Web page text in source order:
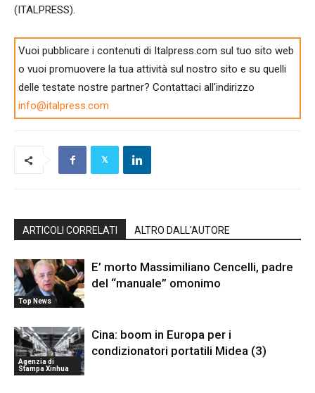
(ITALPRESS).
Vuoi pubblicare i contenuti di Italpress.com sul tuo sito web
o vuoi promuovere la tua attività sul nostro sito e su quelli
delle testate nostre partner? Contattaci all'indirizzo
info@italpress.com
ARTICOLI CORRELATI ALTRO DALL'AUTORE
Top News
E’ morto Massimiliano Cencelli, padre
del “manuale” omonimo
Agenzia di
Stampa Xinhua
Cina: boom in Europa per i
condizionatori portatili Midea (3)